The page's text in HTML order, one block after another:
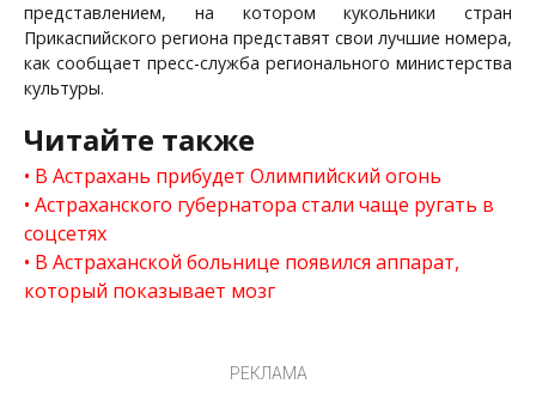
представлением, на котором кукольники стран
Прикаспийского региона представят свои лучшие номера,
как сообщает пресс-служба регионального министерства
культуры.
Читайте также
В Астрахань прибудет Олимпийский огонь
Астраханского губернатора стали чаще ругать в
соцсетях
В Астраханской больнице появился аппарат,
который показывает мозг
РЕКЛАМА